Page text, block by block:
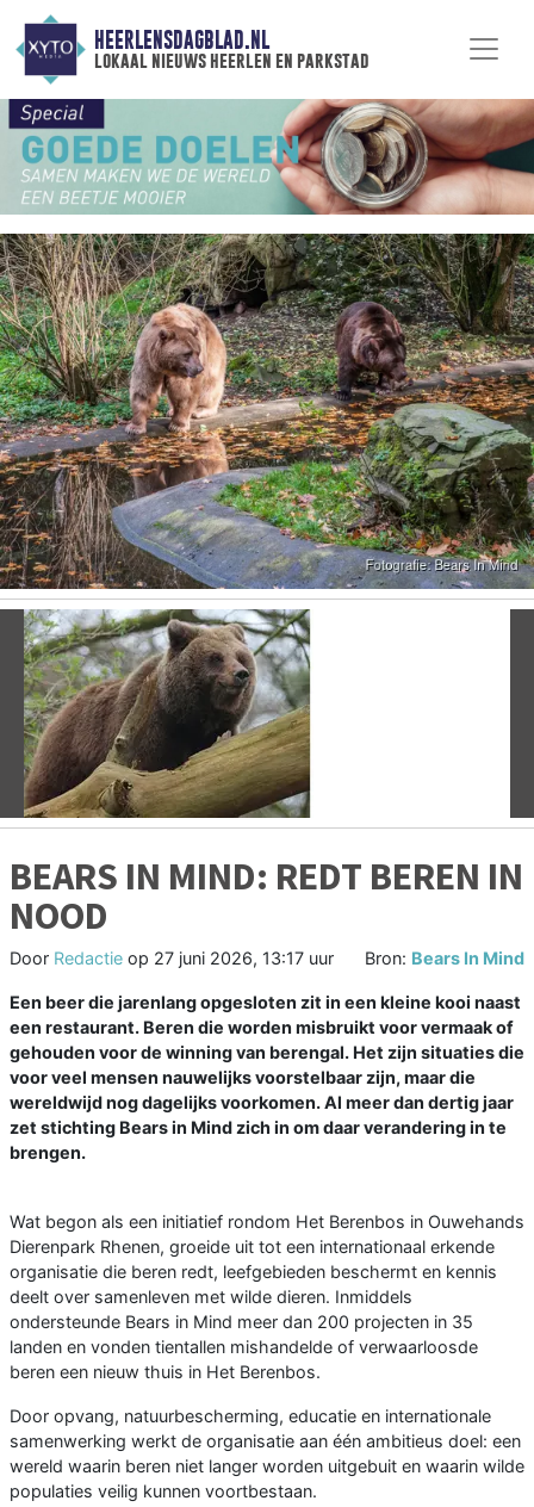
HEERLENSDAGBLAD.NL
lokaal nieuws heerlen en parkstad
Vorige
BEARS IN MIND: REDT BEREN IN
NOOD
Door Redactie op 27 juni 2026, 13:17 uur Bron: Bears In Mind
Een beer die jarenlang opgesloten zit in een kleine kooi naast
een restaurant. Beren die worden misbruikt voor vermaak of
gehouden voor de winning van berengal. Het zijn situaties die
voor veel mensen nauwelijks voorstelbaar zijn, maar die
wereldwijd nog dagelijks voorkomen. Al meer dan dertig jaar
zet stichting Bears in Mind zich in om daar verandering in te
brengen.
Wat begon als een initiatief rondom Het Berenbos in Ouwehands
Dierenpark Rhenen, groeide uit tot een internationaal erkende
organisatie die beren redt, leefgebieden beschermt en kennis
deelt over samenleven met wilde dieren. Inmiddels
ondersteunde Bears in Mind meer dan 200 projecten in 35
landen en vonden tientallen mishandelde of verwaarloosde
beren een nieuw thuis in Het Berenbos.
Door opvang, natuurbescherming, educatie en internationale
samenwerking werkt de organisatie aan één ambitieus doel: een
wereld waarin beren niet langer worden uitgebuit en waarin wilde
populaties veilig kunnen voortbestaan.